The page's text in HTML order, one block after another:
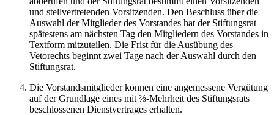
und stellvertretenden Vorsitzenden. Den Beschluss über die
Auswahl der Mitglieder des Vorstandes hat der Stiftungsrat
spätestens am nächsten Tag den Mitgliedern des Vorstandes in
Textform mitzuteilen. Die Frist für die Ausübung des
Vetorechts beginnt zwei Tage nach der Auswahl durch den
Stiftungsrat.
Die Vorstandsmitglieder können eine angemessene Vergütung
auf der Grundlage eines mit ⅔-Mehrheit des Stiftungsrats
beschlossenen Dienstvertrages erhalten.